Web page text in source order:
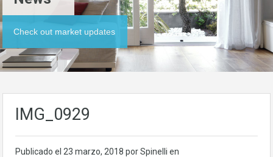
Check out market updates
IMG_0929
Publicado el 23 marzo, 2018 por Spinelli en